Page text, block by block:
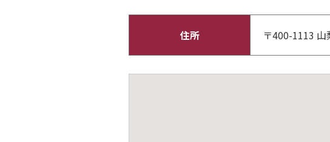
住所 〒400-1113